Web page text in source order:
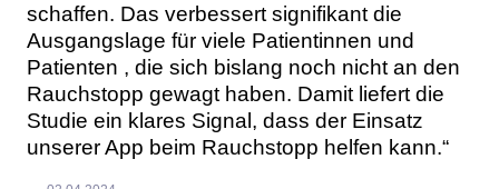
schaffen. Das verbessert signifikant die
Ausgangslage für viele Patientinnen und
Patienten , die sich bislang noch nicht an den
Rauchstopp gewagt haben. Damit liefert die
Studie ein klares Signal, dass der Einsatz
unserer App beim Rauchstopp helfen kann.“